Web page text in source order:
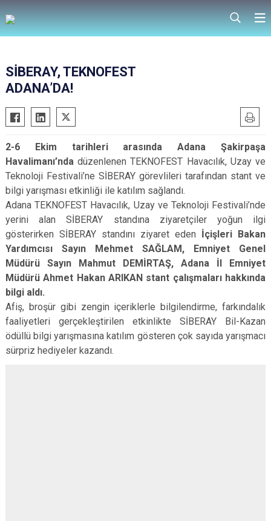
SİBERAY, TEKNOFEST
ADANA’DA!
2-6 Ekim tarihleri arasında Adana Şakirpaşa
Havalimanı’nda düzenlenen TEKNOFEST Havacılık, Uzay ve
Teknoloji Festivali’ne SİBERAY görevlileri tarafından stant ve
bilgi yarışması etkinliği ile katılım sağlandı.
Adana TEKNOFEST Havacılık, Uzay ve Teknoloji Festivali’nde
yerini alan SİBERAY standına ziyaretçiler yoğun ilgi
gösterirken SİBERAY standını ziyaret eden İçişleri Bakan
Yardımcısı Sayın Mehmet SAĞLAM, Emniyet Genel
Müdürü Sayın Mahmut DEMİRTAŞ, Adana İl Emniyet
Müdürü Ahmet Hakan ARIKAN stant çalışmaları hakkında
bilgi aldı.
Afiş, broşür gibi zengin içeriklerle bilgilendirme, farkındalık
faaliyetleri gerçekleştirilen etkinlikte SİBERAY Bil-Kazan
ödüllü bilgi yarışmasına katılım gösteren çok sayıda yarışmacı
sürpriz hediyeler kazandı.